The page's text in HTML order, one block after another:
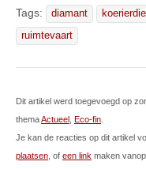
Tags: diamant
ruimtevaart
Dit artikel werd toegevoegd op
themaActueel Eco-fin
Je kan de reacties op dit artikel
plaatsen , of een link maken